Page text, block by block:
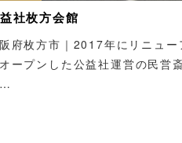
社枚方会館
府枚方市｜2017年にリニュー
ープンした公益社運営の民営